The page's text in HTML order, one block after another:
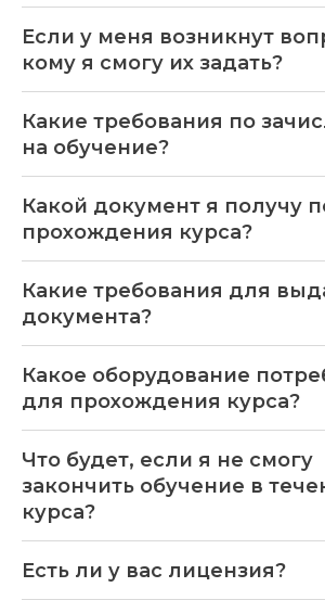
Если у меня возникнут
кому я смогу их задать?
Какие требования по
на обучение?
Какой документ я получу
прохождения курса?
Какие требования для
документа?
Какое оборудование
для прохождения курса?
Что будет, если я не смогу
закончить обучение в
курса?
Есть ли у вас лицензия?
Академия специалистов индустрии здоровья
ООО МИП «Новая Ремедика»
+7 (499) 348-26-22
105613, г. Москва, Измайловское шоссе, д.71,
корп. 4-Г-Д, помещение VI-ГД, оф. 89
Правовая информация ООО МИП «Новая Ремедика»
Правовая информация ИП Рыбакова Н.В.
Сведения об образовательной организации